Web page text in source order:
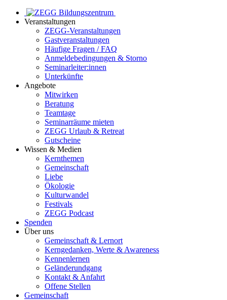
Veranstaltungen
ZEGG-Veranstaltungen
Gastveranstaltungen
Häufige Fragen / FAQ
Anmeldebedingungen & Storno
Seminarleiter:innen
Unterkünfte
Angebote
Mitwirken
Beratung
Teamtage
Seminarräume mieten
ZEGG Urlaub & Retreat
Gutscheine
Wissen & Medien
Kernthemen
Gemeinschaft
Liebe
Ökologie
Kulturwandel
Festivals
ZEGG Podcast
Spenden
Über uns
Gemeinschaft & Lernort
Kerngedanken, Werte & Awareness
Kennenlernen
Geländerundgang
Kontakt & Anfahrt
Offene Stellen
Gemeinschaft